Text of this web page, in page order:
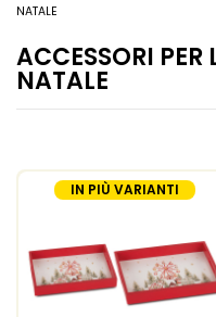
NATALE
ACCESSORI
NATALE
IN PIÙ VARIANTI